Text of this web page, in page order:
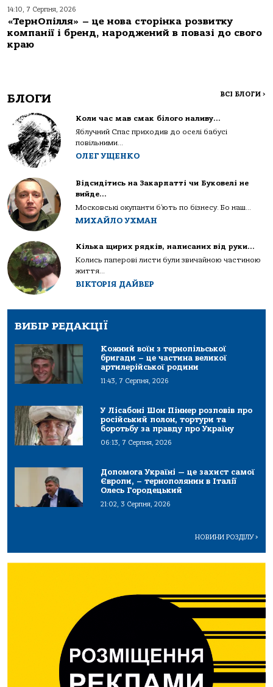
14:10, 7 Серпня, 2026
«ТернОпілля» – це нова сторінка розвитку
компанії і бренд, народжений в повазі до свого
краю
БЛОГИ ВСІ БЛОГИ >
Коли час мав смак білого наливу…
Яблучний Спас приходив до оселі бабусі
повільними...
ОЛЕГ УЩЕНКО
Відсидітись на Закарпатті чи Буковелі не
вийде…
Московські окупанти б’ють по бізнесу. Бо наш...
МИХАЙЛО УХМАН
Кілька щирих рядків, написаних від руки…
Колись паперові листи були звичайною частиною
життя...
ВІКТОРІЯ ДАЙВЕР
ВИБІР РЕДАКЦІЇ
Кожний воїн з тернопільської
бригади – це частина великої
артилерійської родини
11:43, 7 Серпня, 2026
У Лісабоні Шон Піннер розповів про
російський полон, тортури та
боротьбу за правду про Україну
06:13, 7 Серпня, 2026
Допомога Україні — це захист самої
Європи, – тернополянин в Італії
Олесь Городецький
21:02, 3 Серпня, 2026
НОВИНИ РОЗДІЛУ>